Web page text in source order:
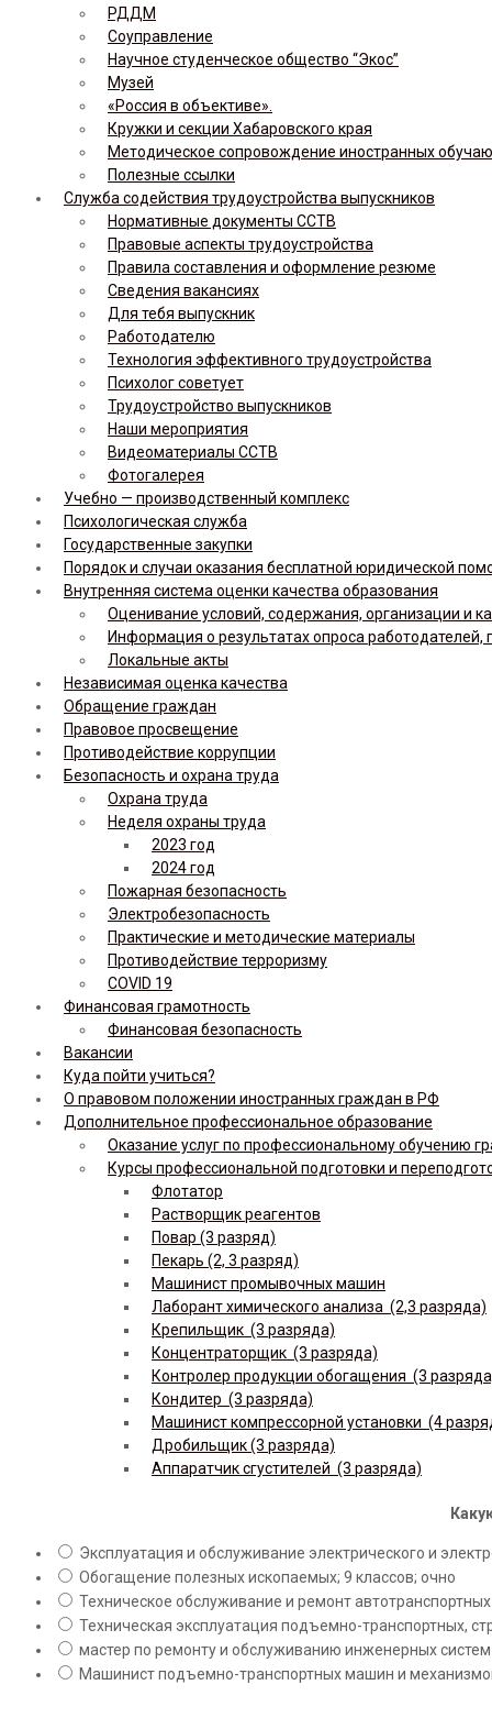
РДДМ
Соуправление
Научное студенческое общество “Экос”
Музей
«Россия в объективе».
Кружки и секции Хабаровского края
Методическое сопровождение иностранных
Полезные ссылки
Служба содействия трудоустройства выпускников
Нормативные документы ССТВ
Правовые аспекты трудоустройства
Правила составления и оформление резюме
Сведения вакансиях
Для тебя выпускник
Работодателю
Технология эффективного трудоустройства
Психолог советует
Трудоустройство выпускников
Наши мероприятия
Видеоматериалы ССТВ
Фотогалерея
Учебно — производственный комплекс
Психологическая служба
Государственные закупки
Порядок и случаи оказания бесплатной юридической
Внутренняя система оценки качества образования
Оценивание условий, содержания, организации и
Информация о результатах опроса
Локальные акты
Независимая оценка качества
Обращение граждан
Правовое просвещение
Противодействие коррупции
Безопасность и охрана труда
Охрана труда
Неделя охраны труда
2023 год
2024 год
Пожарная безопасность
Электробезопасность
Практические и методические материалы
Противодействие терроризму
COVID 19
Финансовая грамотность
Финансовая безопасность
Вакансии
Куда пойти учиться?
О правовом положении иностранных граждан в РФ
Дополнительное профессиональное образование
Оказание услуг по профессиональному обучению
Курсы профессиональной подготовки и
Флотатор
Растворщик реагентов
Повар (3 разряд)
Пекарь (2, 3 разряд)
Машинист промывочных машин
Лаборант химического анализа (2,3 разряда)
Крепильщик (3 разряда)
Концентраторщик (3 разряда)
Контролер продукции обогащения (3
Кондитер (3 разряда)
Машинист компрессорной установки (4
Дробильщик (3 разряда)
Аппаратчик сгустителей (3 разряда)
Эксплуатация и обслуживание электрического и
Обогащение полезных ископаемых; 9 классов; очно
Техническое обслуживание и ремонт
Техническая эксплуатация подъемно-транспортных,
мастер по ремонту и обслуживанию инженерных
Машинист подъемно-транспортных машин и